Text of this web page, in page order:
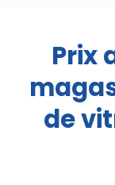
Prix
de